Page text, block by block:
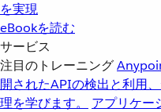
を実現
eBookを読む
サービス
注目のトレーニング
開されたAPIの検出と利用
理を学びます。
アプリケー